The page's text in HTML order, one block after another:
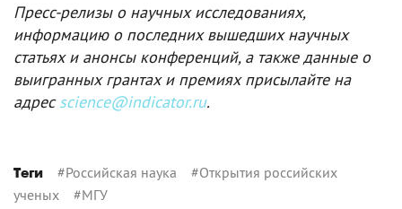
Пресс-релизы о научных исследованиях,
информацию о последних вышедших научных
статьях и анонсы конференций, а также данные о
выигранных грантах и премиях присылайте на
адресscience@indicator.ru.
Теги #Российская наука #Открытия российских
ученых #МГУ